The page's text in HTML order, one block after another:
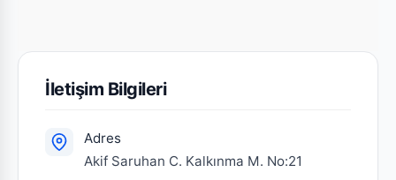
İletişim Bilgileri
Adres
Akif Saruhan C. Kalkınma M. No:21